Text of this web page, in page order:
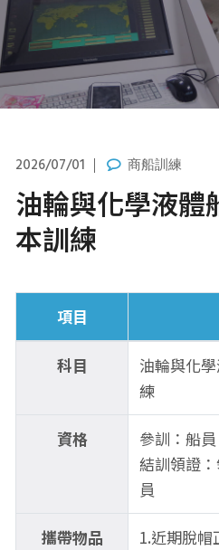
2026/07/01 商船訓練
油輪與化學液體
本訓練
項目
科目
油輪與化
練
資格
參訓：船員
結訓領證
員
攜帶物品
1.近期脫